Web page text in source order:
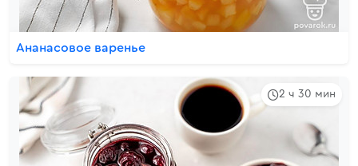
Ананасовое варенье
2 ч 30 мин